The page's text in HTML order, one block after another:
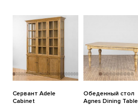
Сервант Adele
Cabinet
Обеденный стол
Agnes Dining Table